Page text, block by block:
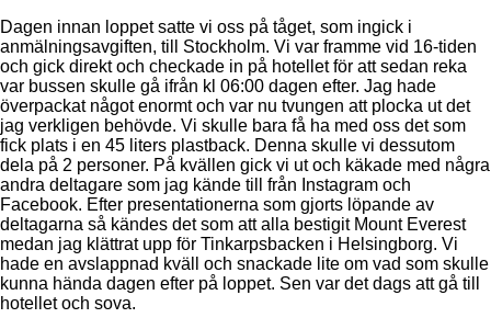
Dagen innan loppet satte vi oss på tåget, som ingick i
anmälningsavgiften, till Stockholm. Vi var framme vid 16-tiden
och gick direkt och checkade in på hotellet för att sedan reka
var bussen skulle gå ifrån kl 06:00 dagen efter. Jag hade
överpackat något enormt och var nu tvungen att plocka ut det
jag verkligen behövde. Vi skulle bara få ha med oss det som
fick plats i en 45 liters plastback. Denna skulle vi dessutom
dela på 2 personer. På kvällen gick vi ut och käkade med några
andra deltagare som jag kände till från Instagram och
Facebook. Efter presentationerna som gjorts löpande av
deltagarna så kändes det som att alla bestigit Mount Everest
medan jag klättrat upp för Tinkarpsbacken i Helsingborg. Vi
hade en avslappnad kväll och snackade lite om vad som skulle
kunna hända dagen efter på loppet. Sen var det dags att gå till
hotellet och sova.